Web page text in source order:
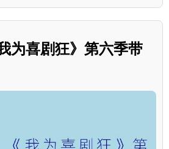
为喜剧狂》第六季带